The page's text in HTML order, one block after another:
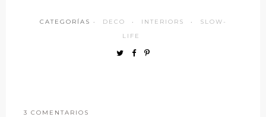
CATEGORÍAS · DECO · INTERIORS ·
SLOW-
LIFE
3 COMENTARIOS